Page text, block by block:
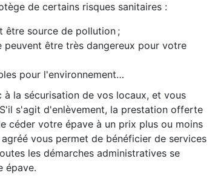
de certains risques sanitaires :
être source de pollution ;
peuvent être très dangereux pour votre
pour l'environnement…
la sécurisation de vos locaux, et vous
s'agit d'enlèvement, la prestation offerte
céder votre épave à un prix plus ou moins
vous permet de bénéficier de services
les démarches administratives se
épave.